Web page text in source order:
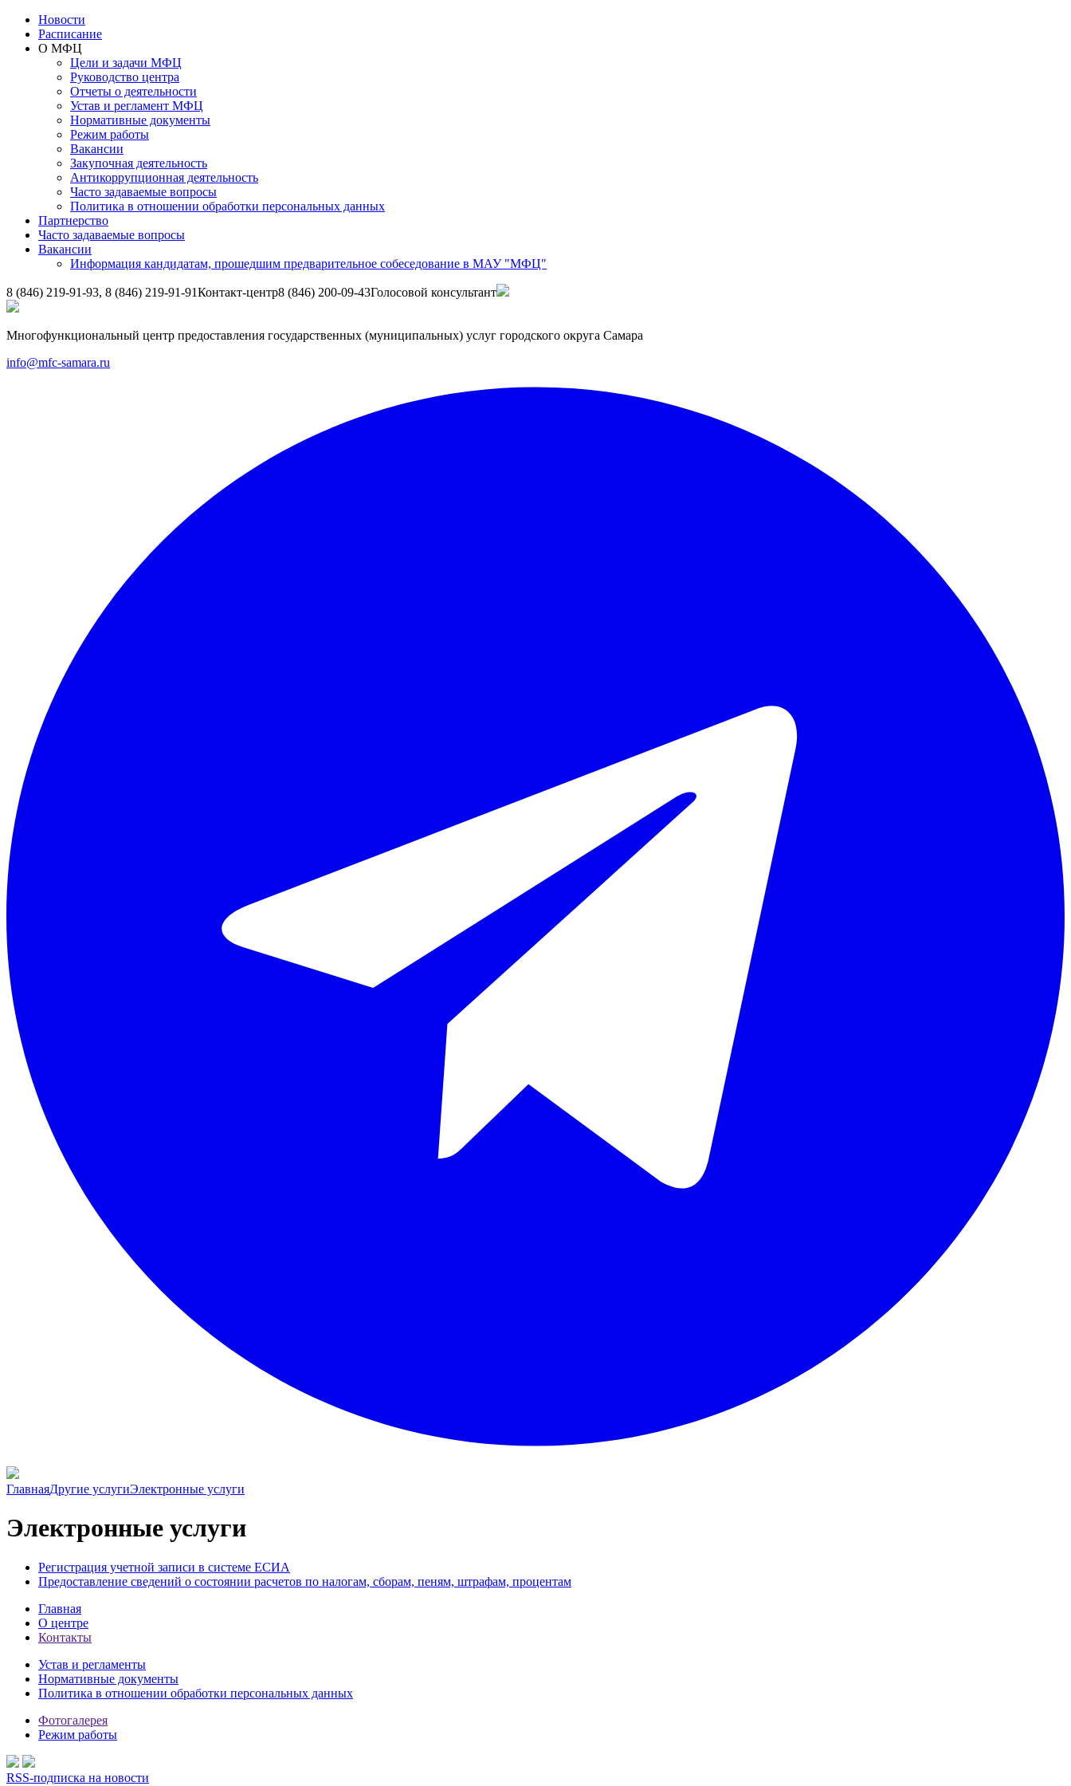
Новости
Расписание
О МФЦ
Цели и задачи МФЦ
Руководство центра
Отчеты о деятельности
Устав и регламент МФЦ
Нормативные документы
Режим работы
Вакансии
Закупочная деятельность
Антикоррупционная деятельность
Часто задаваемые вопросы
Политика в отношении обработки персональных данных
Партнерство
Часто задаваемые вопросы
Вакансии
Информация кандидатам, прошедшим предварительное собеседование в МАУ "МФЦ"
8 (846) 219-91-93, 8 (846) 219-91-91Контакт-центр8 (846) 200-09-43Голосовой консультант
Многофункциональный центр предоставления государственных (муниципальных) услуг городского округа Самара
info@mfc-samara.ru
ГлавнаяДругие услугиЭлектронные услуги
Электронные услуги
Регистрация учетной записи в системе ЕСИА
Предоставление сведений о состоянии расчетов по налогам, сборам, пеням, штрафам, процентам
Главная
О центре
Контакты
Устав и регламенты
Нормативные документы
Политика в отношении обработки персональных данных
Фотогалерея
Режим работы
RSS-подписка на новости